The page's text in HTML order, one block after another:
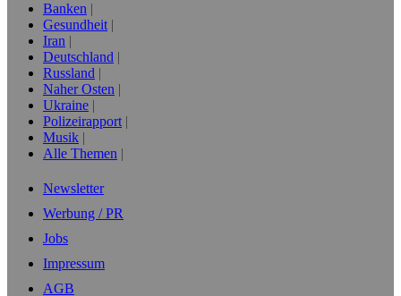
Banken
Gesundheit
Iran
Deutschland
Russland
Naher Osten
Ukraine
Polizeirapport
Musik
Alle Themen
Newsletter
Werbung / PR
Jobs
Impressum
AGB